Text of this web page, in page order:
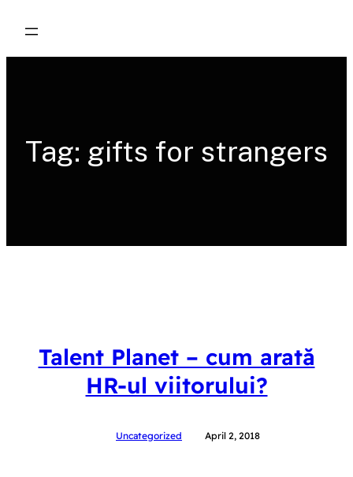
content
Tag: gifts for strangers
Talent Planet – cum arată
HR-ul viitorului?
Uncategorized April 2, 2018